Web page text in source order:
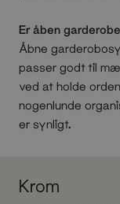
Er åben
Åbne
passer godt til
ved at holde
nogenlunde
er synligt.
Krom